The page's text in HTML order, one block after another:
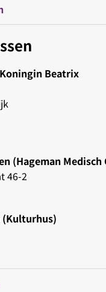
Beatrix
(Hageman Medisch
46-2